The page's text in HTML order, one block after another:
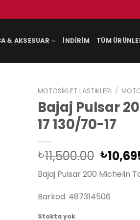
& AKSESUAR İNDIRIM TÜM
MOTOSIKLET LASTIKLERI /
Bajaj Pulsar
17 130/70-17
₺11,500.00
fiyat:
₺
Bajaj Pulsar 200 Michelin
Barkod: 487314506
Stokta yok